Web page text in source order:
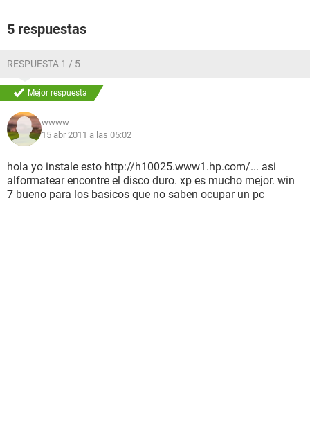
5 respuestas
RESPUESTA 1 / 5
Mejor respuesta
wwww
15 abr 2011 a las 05:02
hola yo instale esto http://h10025.www1.hp.com/... asi
alformatear encontre el disco duro. xp es mucho mejor. win
7 bueno para los basicos que no saben ocupar un pc